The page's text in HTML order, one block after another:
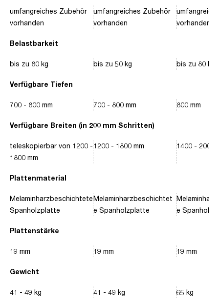
Belastbarkeit
Verfügbare Tiefen
Verfügbare Breiten (in 200 mm Schritten)
Plattenmaterial
Plattenstärke
Gewicht
umfangreiches Zubehör
vorhanden
bis zu 80 kg
700 - 800 mm
teleskopierbar von 1200 -
1800 mm
Melaminharzbeschichtete
Spanholzplatte
19 mm
41 - 49 kg
umfangreiches Zubehör
vorhanden
bis zu 50 kg
700 - 800 mm
1200 - 1800 mm
Melaminharzbeschichtet
e Spanholzplatte
19 mm
41 - 49 kg
vorhanden
bis zu 80 kg
800 mm
1400 - 2000
e
19 mm
65 kg